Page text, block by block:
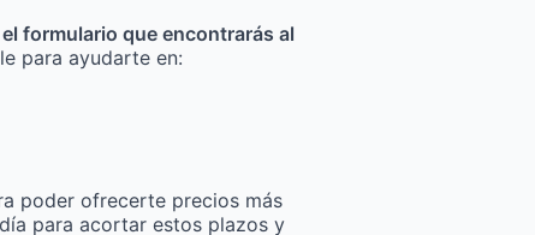
formulario que encontrarás al
para ayudarte en:
poder ofrecerte precios más
para acortar estos plazos y